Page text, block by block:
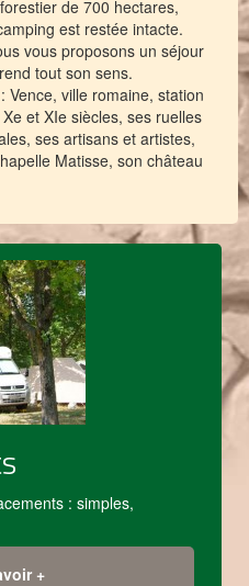
de 700 hectares,
est restée intacte.
vous proposons un séjour
tout son sens.
Vence, ville romaine, station
et XIe siècles, ses ruelles
ses artisans et artistes,
Matisse, son château
: simples,
+